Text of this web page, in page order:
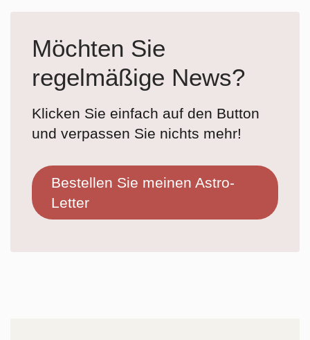
Möchten Sie
regelmäßige News?
Klicken Sie einfach auf den Button
und verpassen Sie nichts mehr!
Bestellen Sie meinen Astro-
Letter